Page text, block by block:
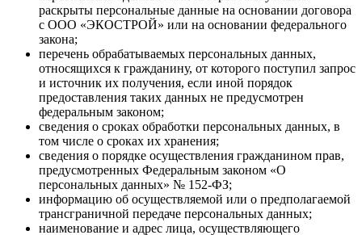
раскрыты персональные данные на основании договора
с ООО «ЭКОСТРОЙ» или на основании федерального
закона;
перечень обрабатываемых персональных данных,
относящихся к гражданину, от которого поступил запрос
и источник их получения, если иной порядок
предоставления таких данных не предусмотрен
федеральным законом;
сведения о сроках обработки персональных данных, в
том числе о сроках их хранения;
сведения о порядке осуществления гражданином прав,
предусмотренных Федеральным законом «О
персональных данных» № 152-ФЗ;
информацию об осуществляемой или о предполагаемой
трансграничной передаче персональных данных;
наименование и адрес лица, осуществляющего